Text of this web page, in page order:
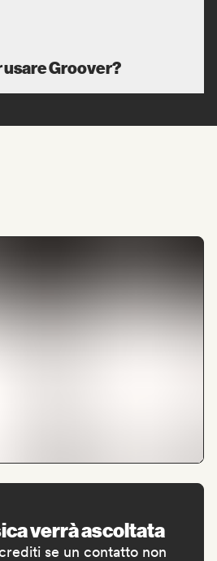
usare Groover?
verrà ascoltata
se un contatto non